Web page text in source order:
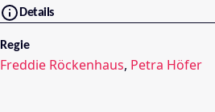
Details
Regie
Freddie Röckenhaus, Petra Höfer